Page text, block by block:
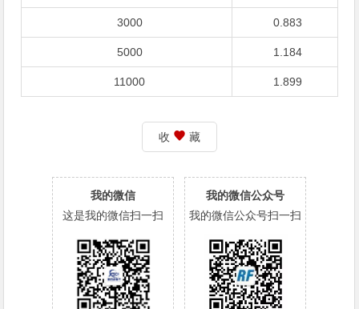
3000 0.883
5000 1.184
11000 1.899
收 藏
我的微信
这是我的微信扫一扫
我的微信公众号
我的微信公众号扫一扫